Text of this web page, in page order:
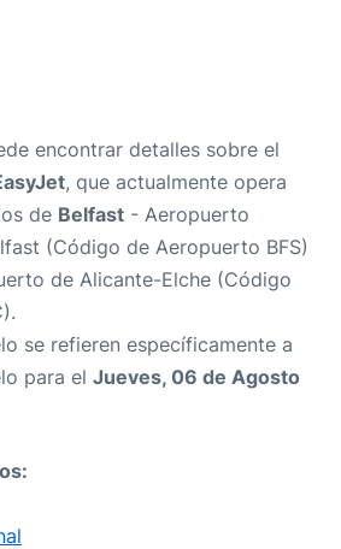
encontrar detalles sobre el
, que actualmente opera
de Belfast - Aeropuerto
(Código de Aeropuerto BFS)
de Alicante-Elche (Código
se refieren específicamente a
para el Jueves, 06 de Agosto